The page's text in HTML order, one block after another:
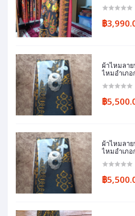
฿
ผ้าไหมลา
ไหมอำเภอ
฿
ผ้าไหมลา
ไหมอำเภอ
฿